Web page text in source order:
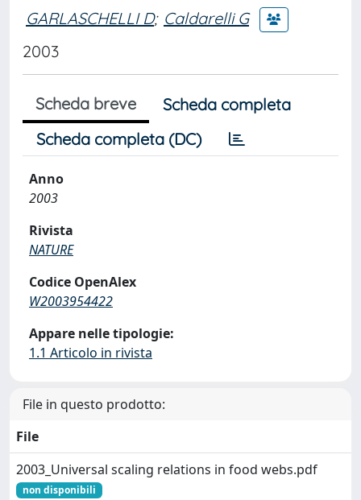
GARLASCHELLI D; Caldarelli G
2003
Scheda breve
Scheda completa
Scheda completa (DC)
Anno
2003
Rivista
NATURE
Codice OpenAlex
W2003954422
Appare nelle tipologie:
1.1 Articolo in rivista
File in questo prodotto:
File
2003_Universal scaling relations in food webs.pdf
non disponibili